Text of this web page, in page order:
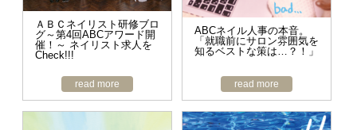
ＡＢＣネイリスト研修ブロ
グ～第4回ABCアワード開
催！～ ネイリスト求人を
Check!!!
read more
ABCネイル人事の本音。
「就職前にサロン雰囲気を
知るベストな策は…？！」
read more